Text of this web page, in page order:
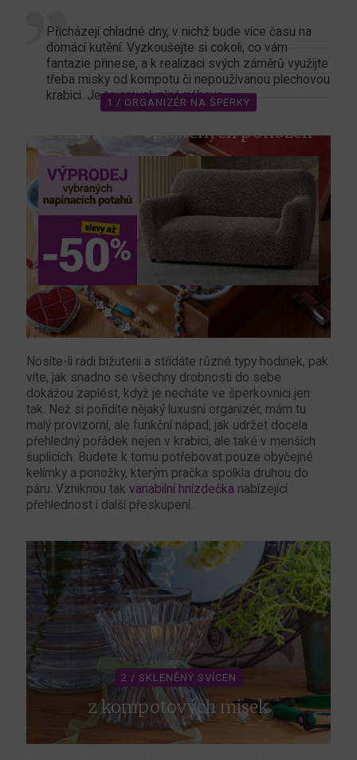
Přicházejí chladné dny, v nichž bude více času na
domácí kutění. Vyzkoušejte si cokoli, co vám
fantazie přinese, a k realizaci svých záměrů využijte
třeba misky od kompotu či nepoužívanou plechovou
krabici. Je to smysluplná zábava.
1 / ORGANIZÉR NA ŠPERKY
z kelímků + opuštěných ponožek
Nosíte-li rádi bižuterii a střídáte různé typy hodinek, pak
víte, jak snadno se všechny drobnosti do sebe
dokážou zaplést, když je necháte ve šperkovnici jen
tak. Než si pořídíte nějaký luxusní organizér, mám tu
malý provizorní, ale funkční nápad, jak udržet docela
přehledný pořádek nejen v krabici, ale také v menších
šuplících. Budete k tomu potřebovat pouze obyčejné
kelímky a ponožky, kterým pračka spolkla druhou do
páru. Vzniknou tak variabilní hnízdečka nabízející
přehlednost i další přeskupení.
2 / SKLENĚNÝ SVÍCEN
z kompotových misek